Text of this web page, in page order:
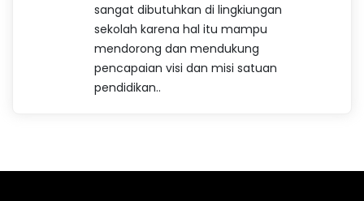
sangat dibutuhkan di lingkiungan
sekolah karena hal itu mampu
mendorong dan mendukung
pencapaian visi dan misi satuan
pendidikan..